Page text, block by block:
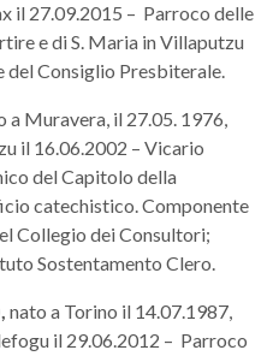
il 27.09.2015 – Parroco delle
e di S. Maria in Villaputzu
del Consiglio Presbiterale.
a Muravera, il 27.05. 1976,
il 16.06.2002 – Vicario
del Capitolo della
catechistico. Componente
Collegio dei Consultori;
Sostentamento Clero.
nato a Torino il 14.07.1987,
il 29.06.2012 – Parroco